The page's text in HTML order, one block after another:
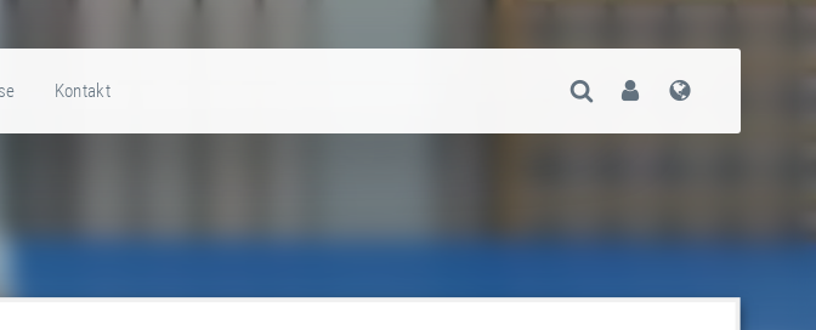
Kontakt Suche Öffnen
User